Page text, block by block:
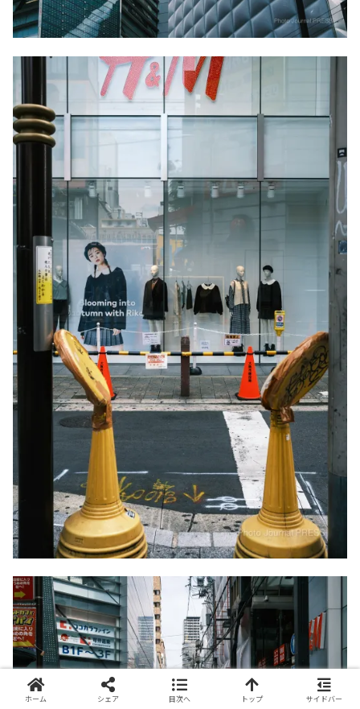
ホーム シェア 目次へ トップ サイドバー